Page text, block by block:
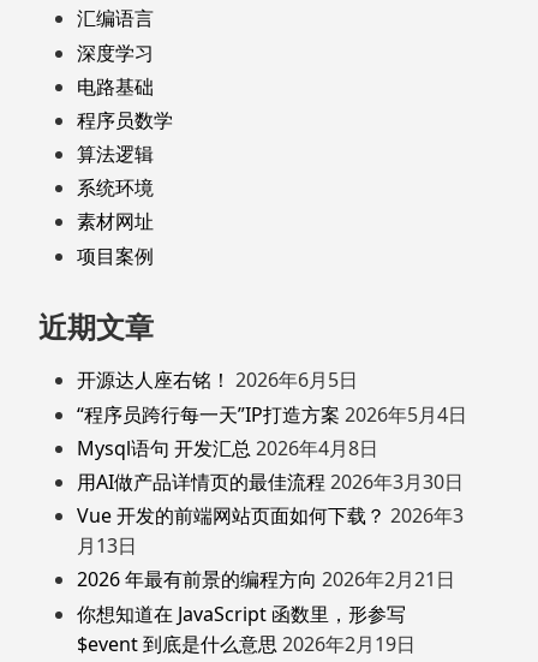
汇编语言
深度学习
电路基础
程序员数学
算法逻辑
系统环境
素材网址
项目案例
近期文章
开源达人座右铭！ 2026年6月5日
“程序员跨行每一天”IP打造方案 2026年5月4日
Mysql语句 开发汇总 2026年4月8日
用AI做产品详情页的最佳流程 2026年3月30日
Vue 开发的前端网站页面如何下载？ 2026年3
月13日
2026 年最有前景的编程方向 2026年2月21日
你想知道在 JavaScript 函数里，形参写
$event 到底是什么意思 2026年2月19日